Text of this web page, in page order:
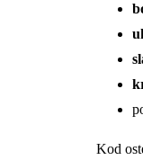
Kod